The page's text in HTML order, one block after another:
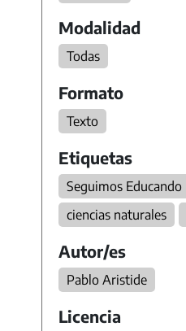
Modalidad
Todas
Formato
Texto
Etiquetas
Seguimos Educando
ciencias naturales
Autor/es
Pablo Aristide
Licencia